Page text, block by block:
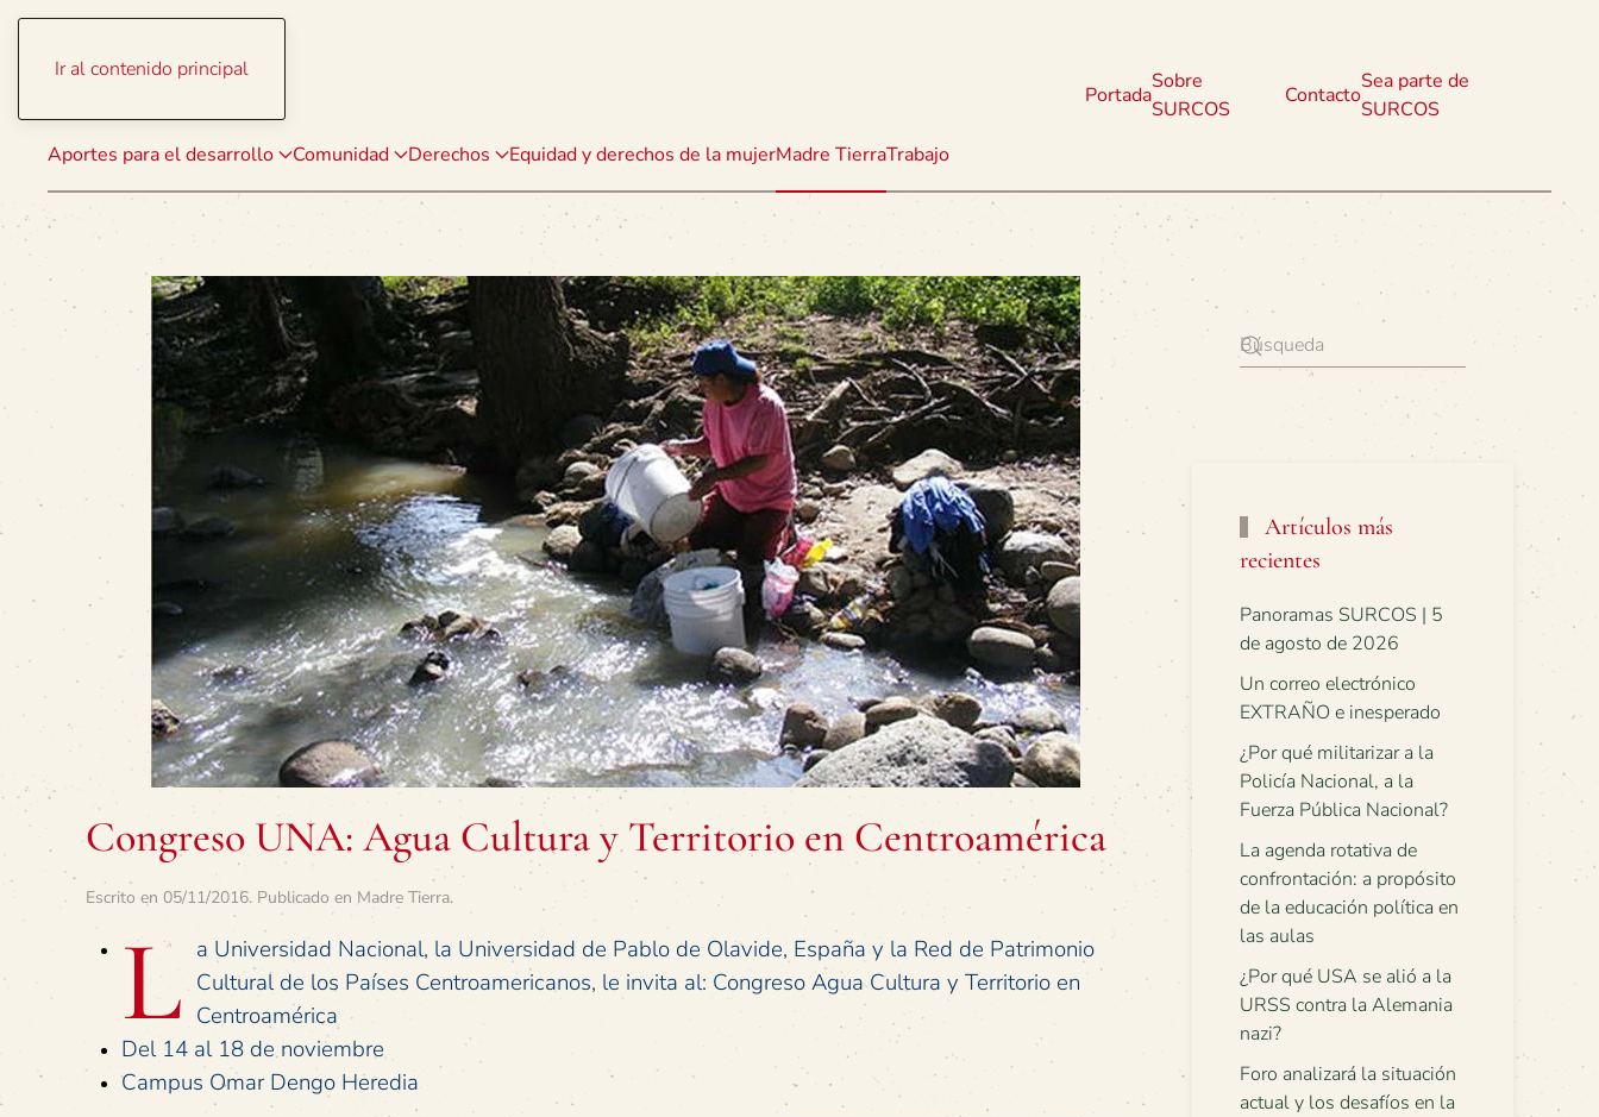
Ir al contenido principal
Aportes para el desarrollo Comunidad Derechos Equidad y derechos de la mujerMadre TierraTrabajo
Portada
Sobre
SURCOS
Contacto
Sea parte de
SURCOS
Congreso UNA: Agua Cultura y Territorio en Centroamérica
Escrito en 05/11/2016. Publicado en Madre Tierra.
L a Universidad Nacional, la Universidad de Pablo de Olavide, España y la Red de Patrimonio
Cultural de los Países Centroamericanos, le invita al: Congreso Agua Cultura y Territorio en
Centroamérica
Del 14 al 18 de noviembre
Campus Omar Dengo Heredia
Artículos más
recientes
Panoramas SURCOS | 5
de agosto de 2026
Un correo electrónico
EXTRAÑO e inesperado
¿Por qué militarizar a la
Policía Nacional, a la
Fuerza Pública Nacional?
La agenda rotativa de
confrontación: a propósito
de la educación política en
las aulas
¿Por qué USA se alió a la
URSS contra la Alemania
nazi?
Foro analizará la situación
actual y los desafíos en la